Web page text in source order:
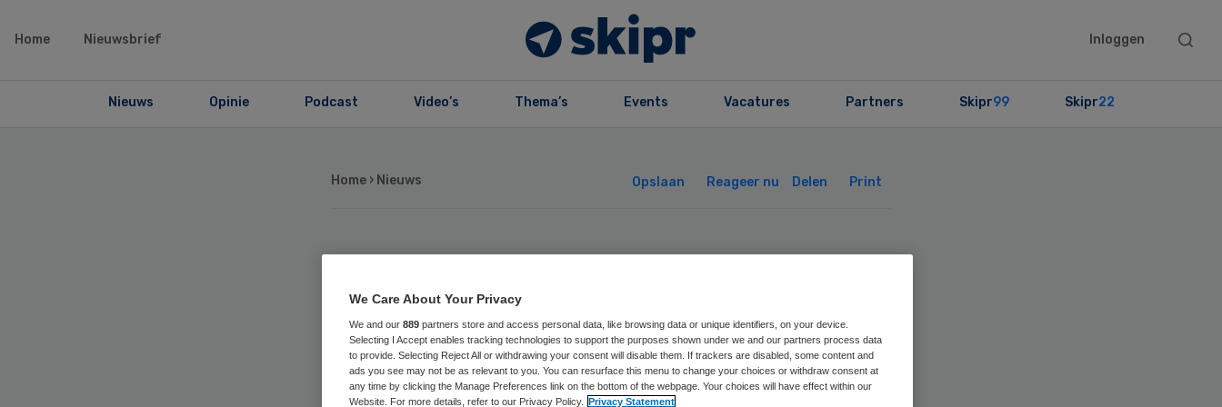
Home Nieuwsbrief Inloggen
Search
Nieuws Opinie Podcast Video’s Thema’s Events Vacatures Partners Skipr99 Skipr22
Home › Nieuws Opslaan Reageer nu Delen Print
Fatima Zorg en
Schreuderhuizen
willen fuseren
We Care About Your Privacy
We and our 889 partners store and access personal data, like browsing data or unique identifiers, on your device.
Selecting I Accept enables tracking technologies to support the purposes shown under we and our partners process data
to provide. Selecting Reject All or withdrawing your consent will disable them. If trackers are disabled, some content and
ads you see may not be as relevant to you. You can resurface this menu to change your choices or withdraw consent at
any time by clicking the Manage Preferences link on the bottom of the webpage. Your choices will have effect within our
Website. For more details, refer to our Privacy Policy. Privacy Statement